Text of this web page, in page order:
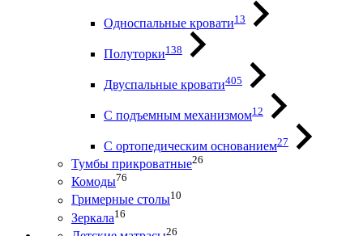
Односпальные кровати13
Полуторки138
Двуспальные кровати405
С подъемным механизмом12
С ортопедическим основанием27
Тумбы прикроватные26
Комоды76
Гримерные столы10
Зеркала16
26